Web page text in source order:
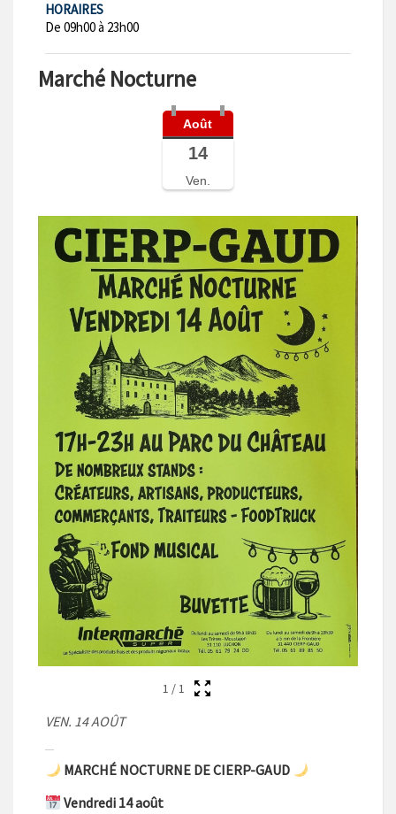
HORAIRES
De 09h00 à 23h00
Marché Nocturne
Août
14
Ven.
1 /1
VEN. 14 AOÛT
MARCHÉ NOCTURNE DE CIERP-GAUD
Vendredi 14 août